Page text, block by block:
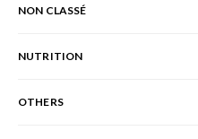
NON CLASSÉ
NUTRITION
OTHERS